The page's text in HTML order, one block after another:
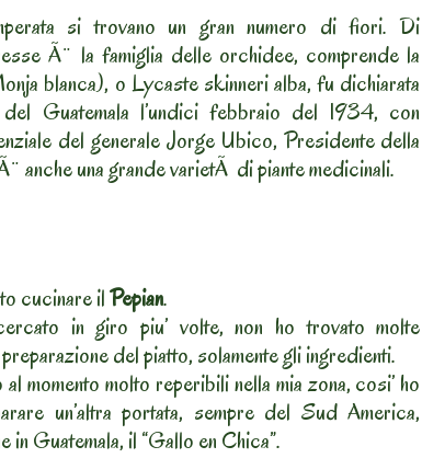
si trovano un gran numero di fiori. Di
Ã¨ la famiglia delle orchidee, comprende la
blanca), o Lycaste skinneri alba, fu dichiarata
Guatemala l’undici febbraio del 1934, con
del generale Jorge Ubico, Presidente della
anche una grande varietÃ di piante medicinali.
cucinare ilPepian.
in giro piu’ volte, non ho trovato molte
del piatto, solamente gli ingredienti.
momento molto reperibili nella mia zona, cosi’ ho
un’altra portata, sempre del Sud America,
in Guatemala, il “Gallo en Chica”.